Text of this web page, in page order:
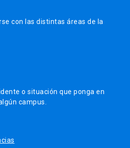
con las distintas áreas de la
o situación que ponga en
campus.